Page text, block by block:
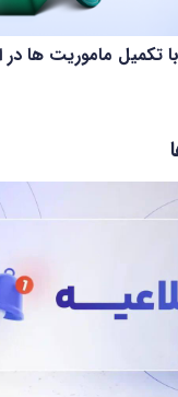
با تکمیل ماموریت ها